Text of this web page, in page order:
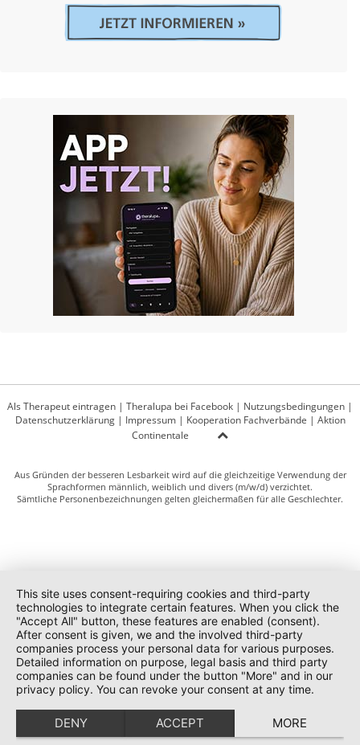
Als Therapeut eintragen | Theralupa bei Facebook | Nutzungsbedingungen |
Datenschutzerklärung| Impressum| Kooperation Fachverbände | Aktion
Continentale
Aus Gründen der besseren Lesbarkeit wird auf die gleichzeitige Verwendung der
Sprachformen männlich, weiblich und divers (m/w/d) verzichtet.
Sämtliche Personenbezeichnungen gelten gleichermaßen für alle Geschlechter.
This site uses consent-requiring cookies and third-party
technologies to integrate certain features. When you click the
"Accept All" button, these features are enabled (consent).
After consent is given, we and the involved third-party
companies process your personal data for various purposes.
Detailed information on purpose, legal basis and third party
companies can be found under the button "More" and in our
privacy policy. You can revoke your consent at any time.
DENY ACCEPT MORE